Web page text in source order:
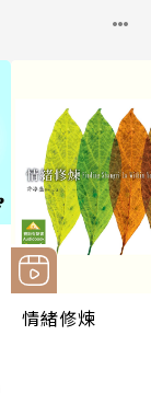
情緒修煉